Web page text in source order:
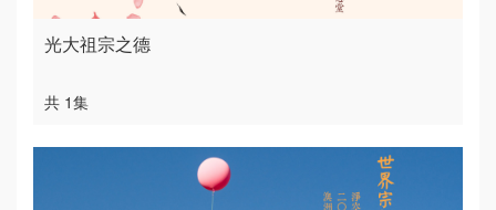
光大祖宗之德
共 1集